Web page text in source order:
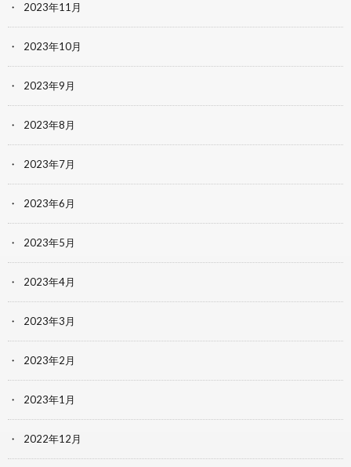
2023年11月
2023年10月
2023年9月
2023年8月
2023年7月
2023年6月
2023年5月
2023年4月
2023年3月
2023年2月
2023年1月
2022年12月